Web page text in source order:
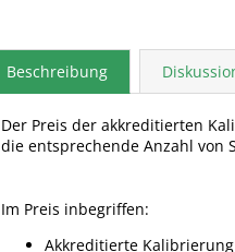
Beschreibung
Der Preis der akkreditierten
die entsprechende Anzahl von
Im Preis inbegriffen:
Akkreditierte